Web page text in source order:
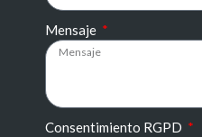
Mensaje
Consentimiento RGPD